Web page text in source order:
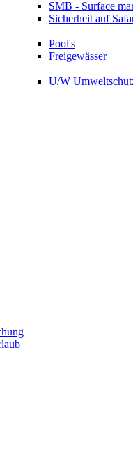
SMB - Surface
Sicherheit auf
Pool's
Freigewässer
U/W